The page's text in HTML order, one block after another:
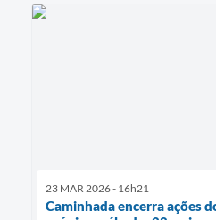
23 MAR 2026 - 16h21
Caminhada encerra ações